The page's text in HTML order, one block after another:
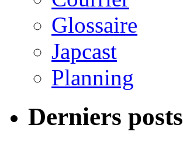
Glossaire
Japcast
Planning
Derniers posts